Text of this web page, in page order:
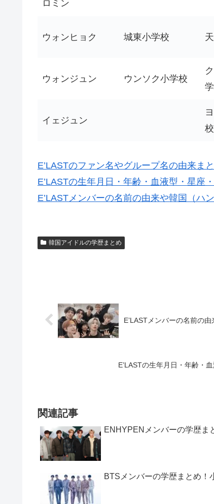
ロミン
ウォンヒョク 城東小学校
ウォンジュン ウンソク小学校
イェジュン
校
E’LASTのファン名やグループ名の由来ま
E’LASTの生年月日・年齢・血液型・星座
E’LASTメンバーの名前の由来や韓国（ハ
韓国アイドルの学歴まとめ
E’LASTメンバーの名前の
E’LASTの生年月日・年齢・
関連記事
ENHYPENメンバーの学歴ま
BTSメンバーの学歴まとめ！